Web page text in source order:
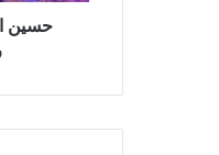
"يازينكم"حسين